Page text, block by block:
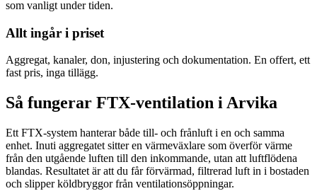
som vanligt under tiden.
Allt ingår i priset
Aggregat, kanaler, don, injustering och dokumentation. En offert, ett
fast pris, inga tillägg.
Så fungerar FTX-ventilation i Arvika
Ett FTX-system hanterar både till- och frånluft i en och samma
enhet. Inuti aggregatet sitter en värmeväxlare som överför värme
från den utgående luften till den inkommande, utan att luftflödena
blandas. Resultatet är att du får förvärmad, filtrerad luft in i bostaden
och slipper köldbryggor från ventilationsöppningar.